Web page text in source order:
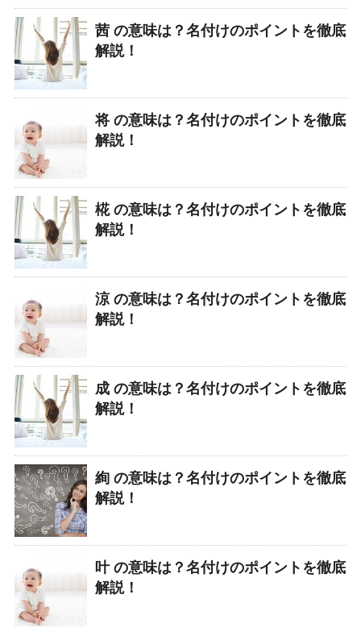
茜 の意味は？名付けのポイントを徹底
解説！
将 の意味は？名付けのポイントを徹底
解説！
椛 の意味は？名付けのポイントを徹底
解説！
涼 の意味は？名付けのポイントを徹底
解説！
成 の意味は？名付けのポイントを徹底
解説！
絢 の意味は？名付けのポイントを徹底
解説！
叶 の意味は？名付けのポイントを徹底
解説！